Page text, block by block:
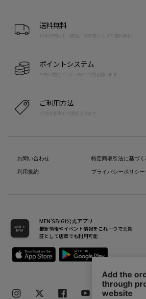
送料無料
10,000円以上（税込）のお買い上げで送料無料
ポイントシステム
お買い物毎に1pt=1円でご利用頂けます
ご利用方法
ご利用方法をご確認頂けます
お問い合わせ
利用規約
特定商取引法に基づ
プライバシーポリシー
MEN’SBIGI公式アプリ
最新情報やイベント情報をこれ一つで会員
証として店頭でも利用可能